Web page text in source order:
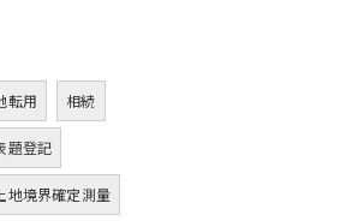
転用 相続
題登記
地境界確定測量